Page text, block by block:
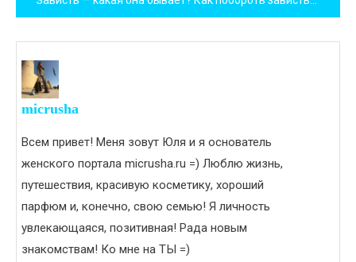
записям
micrusha
Всем привет! Меня зовут Юля и я основатель
женского портала micrusha.ru =) Люблю жизнь,
путешествия, красивую косметику, хороший
парфюм и, конечно, свою семью! Я личность
увлекающаяся, позитивная! Рада новым
знакомствам! Ко мне на ТЫ =)